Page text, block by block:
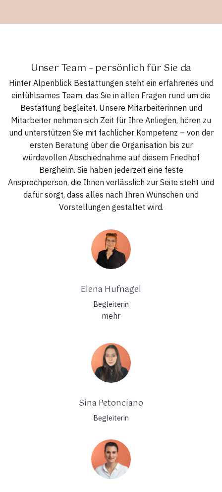
Unser Team – persönlich für Sie da
Hinter Alpenblick Bestattungen steht ein erfahrenes und
einfühlsames Team, das Sie in allen Fragen rund um die
Bestattung begleitet. Unsere Mitarbeiterinnen und
Mitarbeiter nehmen sich Zeit für Ihre Anliegen, hören zu
und unterstützen Sie mit fachlicher Kompetenz – von der
ersten Beratung über die Organisation bis zur
würdevollen Abschiednahme auf diesem Friedhof
Bergheim. Sie haben jederzeit eine feste
Ansprechperson, die Ihnen verlässlich zur Seite steht und
dafür sorgt, dass alles nach Ihren Wünschen und
Vorstellungen gestaltet wird.
Elena Hufnagel
Begleiterin
mehr
Sina Petonciano
Begleiterin